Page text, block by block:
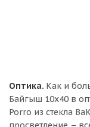
Оптика. Как и
Байгыш 10x40 в
Porro из стекла